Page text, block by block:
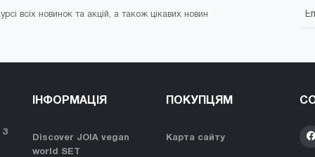
всіх новинок та акцій, а також цікавих новин
З
ІНФОРМАЦІЯ
Discover JOIA vegan
world SET
ПОКУПЦЯМ
Карта сайту